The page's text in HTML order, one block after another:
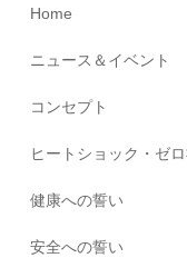
Home
ニュース＆イベント
コンセプト
ヒートショック・ゼ
健康への誓い
安全への誓い